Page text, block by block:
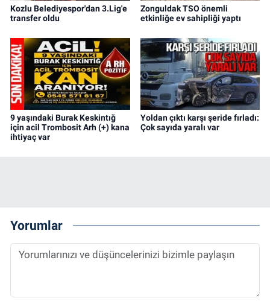
Kozlu Belediyespor'dan 3.Lig'e
transfer oldu
Zonguldak TSO önemli
etkinliğe ev sahipliği yaptı
9 yaşındaki Burak Keskintığ
için acil Trombosit Arh (+) kana
ihtiyaç var
Yoldan çıktı karşı şeride fırladı:
Çok sayıda yaralı var
Yorumlar